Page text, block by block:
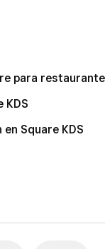
para
KDS
Square KDS